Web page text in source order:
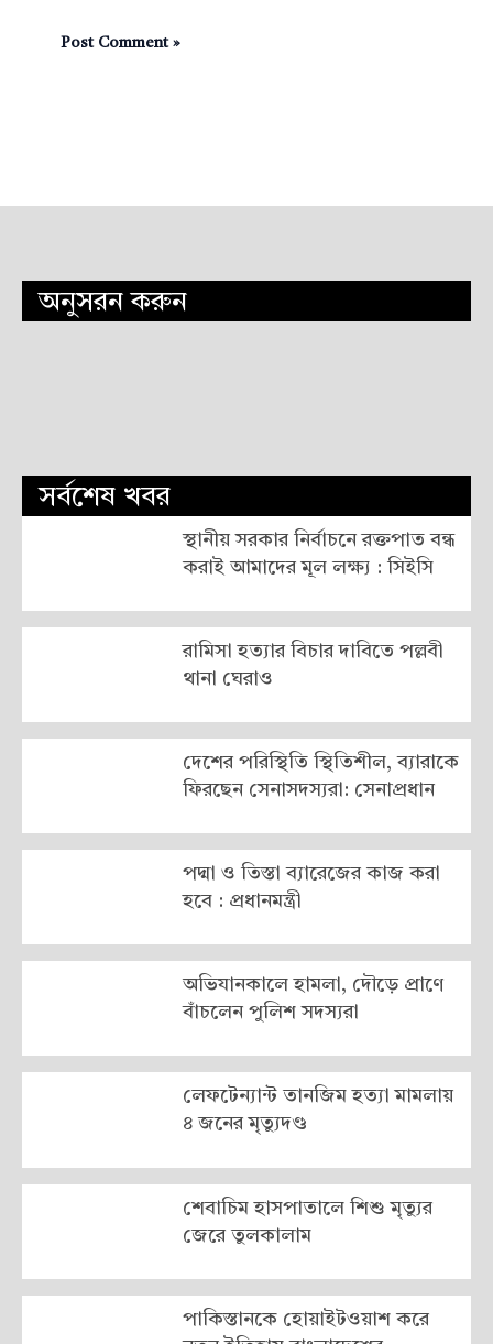
অনুসরন করুন
সর্বশেষ খবর
স্থানীয় সরকার নির্বাচনে রক্তপাত বন্ধ
করাই আমাদের মূল লক্ষ্য : সিইসি
রামিসা হত্যার বিচার দাবিতে পল্লবী
থানা ঘেরাও
দেশের পরিস্থিতি স্থিতিশীল, ব্যারাকে
ফিরছেন সেনাসদস্যরা: সেনাপ্রধান
পদ্মা ও তিস্তা ব্যারেজের কাজ করা
হবে : প্রধানমন্ত্রী
অভিযানকালে হামলা, দৌড়ে প্রাণে
বাঁচলেন পুলিশ সদস্যরা
লেফটেন্যান্ট তানজিম হত্যা মামলায়
৪ জনের মৃত্যুদণ্ড
শেবাচিম হাসপাতালে শিশু মৃত্যুর
জেরে তুলকালাম
পাকিস্তানকে হোয়াইটওয়াশ করে